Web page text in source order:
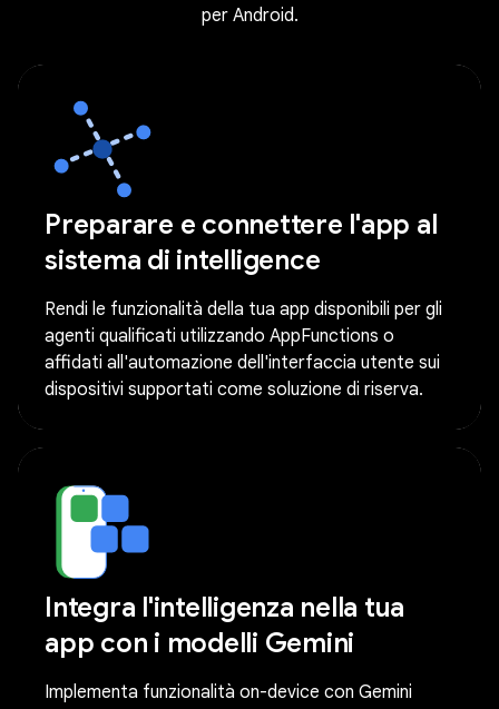
per Android.
Preparare e connettere l'app al
sistema di intelligence
Rendi le funzionalità della tua app disponibili per gli
agenti qualificati utilizzando AppFunctions o
affidati all'automazione dell'interfaccia utente sui
dispositivi supportati come soluzione di riserva.
Integra l'intelligenza nella tua
app con i modelli Gemini
Implementa funzionalità on-device con Gemini